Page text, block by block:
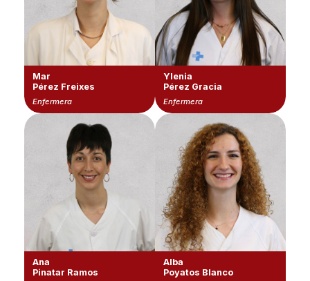
Mar
Pérez Freixes
Enfermera
Ylenia
Pérez Gracia
Enfermera
Ana
Pinatar Ramos
Alba
Poyatos Blanco